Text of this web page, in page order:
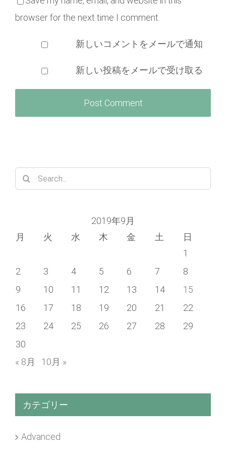
browser for the next time I comment.
新しいコメントをメールで通知
新しい投稿をメールで受け取る
Search
for:
2019年9月
月
火 水 木 金 土
日
1
2
3 4 5 6 7
8
9
10 11 12 13 14
15
16
17 18 19 20 21
22
23
24 25 26 27 28
29
30
« 8月
10月 »
カテゴリー
Advanced